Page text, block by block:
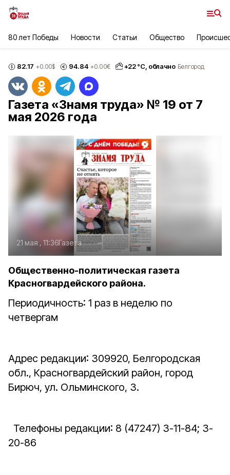
80 лет Победы Новости Статьи Общество
82.17 +0.00$ 94.84 +0.00€ +22°С, облачно Белгород
Газета «Знамя труда» № 19 от 7
мая 2026 года
21 мая , 11:36Газета
Общественно-политическая газета
Красногвардейского района.
Периодичность: 1 раз в неделю по
четвергам
Адрес редакции: 309920, Белгородская
обл., Красногвардейский район, город
Бирюч, ул. Ольминского, 3.
Телефоны редакции: 8 (47247) 3-11-84; 3-
20-86